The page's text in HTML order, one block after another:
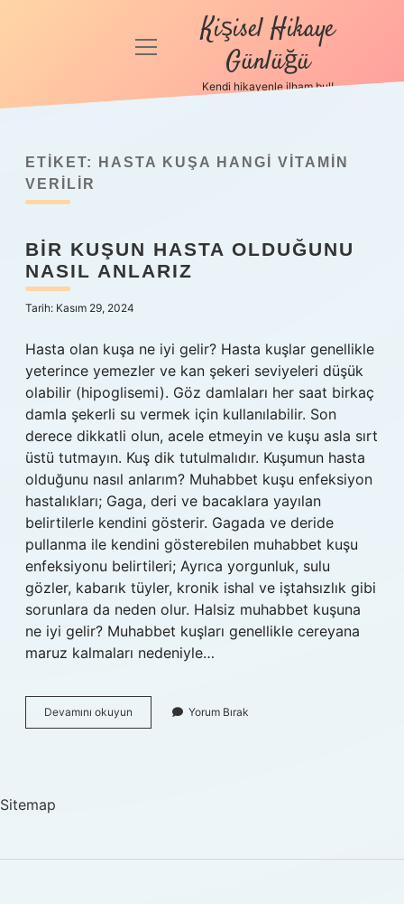
Anasayfa
Politikası
Yasal Uyarı
Hakkımızda
menüyü
Kişisel Hikaye
Günlüğü
Kendi hikayenle ilham bul!
ETIKET:
HASTA KUŞA HANGI VITAMIN
VERILIR
BIR KUŞUN HASTA OLDUĞUNU
NASIL ANLARIZ
Tarih: Kasım 29, 2024
Hasta olan kuşa ne iyi gelir? Hasta kuşlar genellikle
yeterince yemezler ve kan şekeri seviyeleri düşük
olabilir (hipoglisemi). Göz damlaları her saat birkaç
damla şekerli su vermek için kullanılabilir. Son
derece dikkatli olun, acele etmeyin ve kuşu asla sırt
üstü tutmayın. Kuş dik tutulmalıdır. Kuşumun hasta
olduğunu nasıl anlarım? Muhabbet kuşu enfeksiyon
hastalıkları; Gaga, deri ve bacaklara yayılan
belirtilerle kendini gösterir. Gagada ve deride
pullanma ile kendini gösterebilen muhabbet kuşu
enfeksiyonu belirtileri; Ayrıca yorgunluk, sulu
gözler, kabarık tüyler, kronik ishal ve iştahsızlık gibi
sorunlara da neden olur. Halsiz muhabbet kuşuna
ne iyi gelir? Muhabbet kuşları genellikle cereyana
maruz kalmaları nedeniyle…
Devamını okuyun
Kuşun
Yorum Bırak
Sitemap